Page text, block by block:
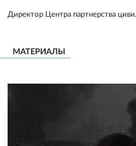
Директор Центра партнерства
МАТЕРИАЛЫ